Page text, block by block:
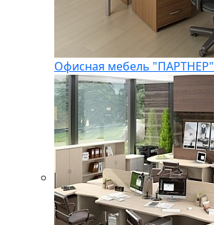
Офисная мебель "ПАРТНЕР"